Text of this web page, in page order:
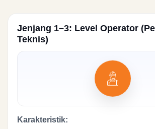
Jenjang 1–3: Level Operator
Teknis)
Karakteristik: